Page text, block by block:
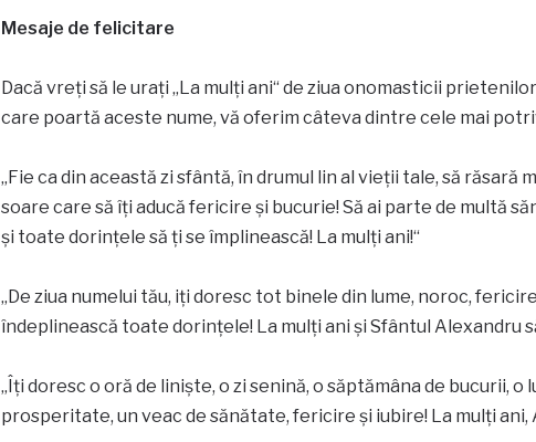
Mesaje de felicitare
Dacă vreți să le urați „La mulți ani“ de ziua onomasticii
care poartă aceste nume, vă oferim câteva dintre cele mai
„Fie ca din această zi sfântă, în drumul lin al vieții tale, să răsară
soare care să îți aducă fericire și bucurie! Să ai parte de multă
și toate dorințele să ți se împlinească! La mulți ani!“
„De ziua numelui tău, iți doresc tot binele din lume, noroc,
îndeplinească toate dorințele! La mulți ani și Sfântul Alexandru
„Îți doresc o oră de liniște, o zi senină, o săptămâna de bucurii, o
prosperitate, un veac de sănătate, fericire și iubire! La mulți ani,